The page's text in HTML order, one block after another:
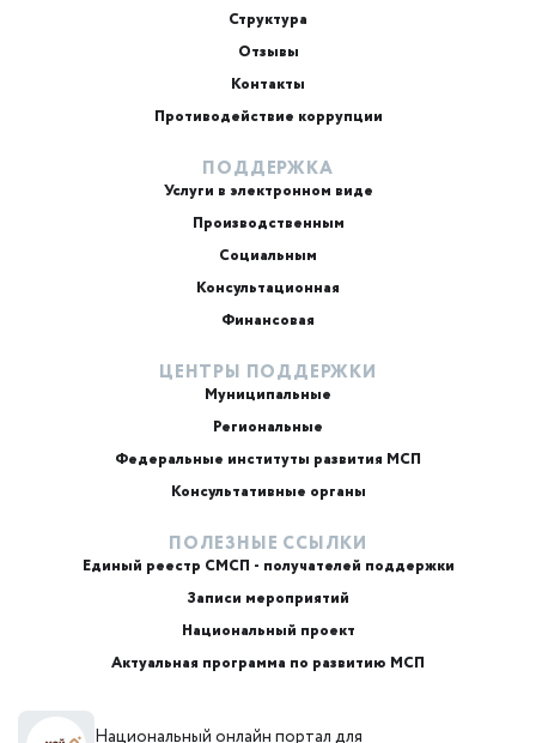
Структура
Отзывы
Контакты
Противодействие коррупции
ПОДДЕРЖКА
Услуги в электронном виде
Производственным
Социальным
Консультационная
Финансовая
ЦЕНТРЫ ПОДДЕРЖКИ
Муниципальные
Региональные
Федеральные институты развития МСП
Консультативные органы
ПОЛЕЗНЫЕ ССЫЛКИ
Единый реестр СМСП - получателей поддержки
Записи мероприятий
Национальный проект
Актуальная программа по развитию МСП
Национальный онлайн портал для
ИИ-консультант
Маркетплейсы и регуляторика
Email или телефон — на выбор